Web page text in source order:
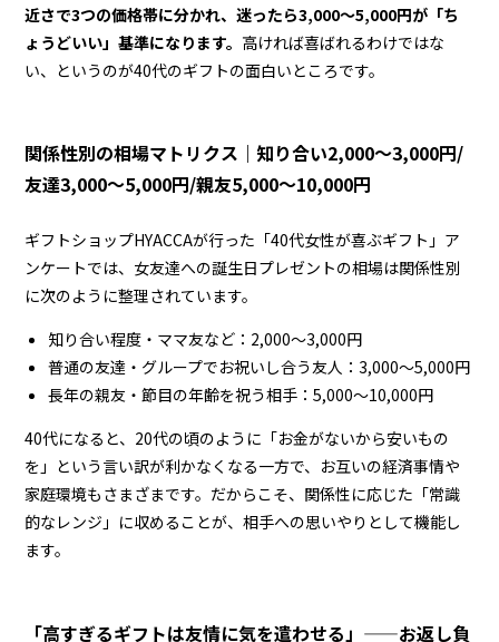
近さで3つの価格帯に分かれ、迷ったら3,000〜5,000円が「ち
ょうどいい」基準になります。 高ければ喜ばれるわけではな
い、というのが40代のギフトの面白いところです。
関係性別の相場マトリクス｜知り合い2,000〜3,000円/
友達3,000〜5,000円/親友5,000〜10,000円
ギフトショップHYACCAが行った「40代女性が喜ぶギフト」ア
ンケートでは、女友達への誕生日プレゼントの相場は関係性別
に次のように整理されています。
知り合い程度・ママ友など：2,000〜3,000円
普通の友達・グループでお祝いし合う友人：3,000〜5,000円
長年の親友・節目の年齢を祝う相手：5,000〜10,000円
40代になると、20代の頃のように「お金がないから安いもの
を」という言い訳が利かなくなる一方で、お互いの経済事情や
家庭環境もさまざまです。だからこそ、関係性に応じた「常識
的なレンジ」に収めることが、相手への思いやりとして機能し
ます。
「高すぎるギフトは友情に気を遣わせる」——お返し負